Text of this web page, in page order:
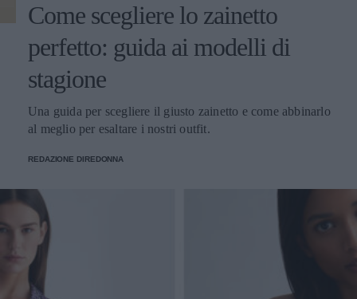
Come scegliere lo zainetto
perfetto: guida ai modelli di
stagione
Una guida per scegliere il giusto zainetto e come abbinarlo
al meglio per esaltare i nostri outfit.
REDAZIONE DIREDONNA